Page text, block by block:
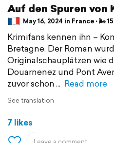
Auf den Spuren von
May 16, 2024 in France ⋅ 🌬
Krimifans kennen ihn –
Bretagne. Der Roman
Originalschauplätzen wie
Douarnenez und Pont
zuvor schon
Read more
See translation
7 likes